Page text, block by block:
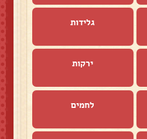
גלידות
ירקות
לחמים